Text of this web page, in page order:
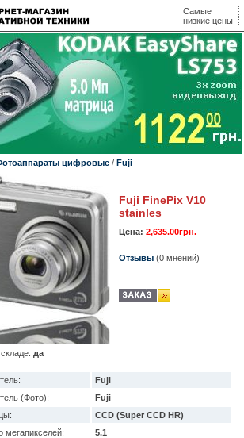
Самые
низкие цены
цифровые/ Fuji
Fuji FinePix V10
stainles
Цена: 2,635.00грн.
Отзывы(0 мнений)
да
Fuji
(Фото):
Fuji
CCD (Super CCD HR)
мегапикселей:
5.1